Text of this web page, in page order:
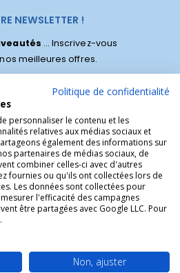
NEWSLETTER !
... Inscrivez-vous
meilleures offres.
boutique religieuse chrétienne de
Politique de confidentialité
personnaliser le contenu et les
relatives aux médias sociaux et
également des informations sur
partenaires de médias sociaux, de
combiner celles-ci avec d'autres
fournies ou qu'ils ont collectées lors de
Les données sont collectées pour
l'efficacité des campagnes
être partagées avec Google LLC. Pour
.
Non, ajuster